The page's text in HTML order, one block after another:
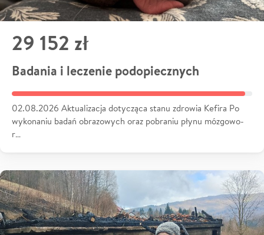
29 152 zł
Badania i leczenie podopiecznych
02.08.2026 Aktualizacja dotycząca stanu zdrowia Kefira Po
wykonaniu badań obrazowych oraz pobraniu płynu mózgowo-
r…